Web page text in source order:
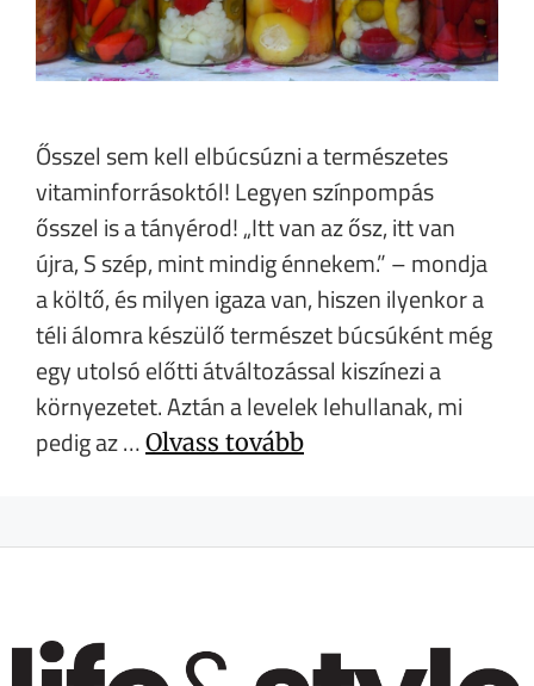
Ősszel sem kell elbúcsúzni a természetes
vitaminforrásoktól! Legyen színpompás
ősszel is a tányérod! „Itt van az ősz, itt van
újra, S szép, mint mindig énnekem.” – mondja
a költő, és milyen igaza van, hiszen ilyenkor a
téli álomra készülő természet búcsúként még
egy utolsó előtti átváltozással kiszínezi a
környezetet. Aztán a levelek lehullanak, mi
pedig az … Olvass tovább